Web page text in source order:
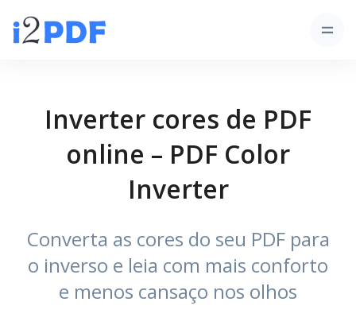
Inverter cores de PDF
online – PDF Color
Inverter
Converta as cores do seu PDF para
o inverso e leia com mais conforto
e menos cansaço nos olhos